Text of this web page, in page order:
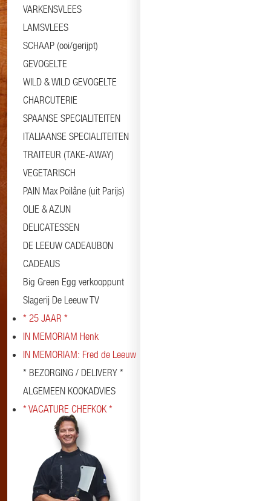
VARKENSVLEES
LAMSVLEES
SCHAAP (ooi/gerijpt)
GEVOGELTE
WILD & WILD GEVOGELTE
CHARCUTERIE
SPAANSE SPECIALITEITEN
ITALIAANSE SPECIALITEITEN
TRAITEUR (TAKE-AWAY)
VEGETARISCH
PAIN Max Poilâne (uit Parijs)
OLIE & AZIJN
DELICATESSEN
DE LEEUW CADEAUBON
CADEAUS
Big Green Egg verkooppunt
Slagerij De Leeuw TV
* 25 JAAR *
IN MEMORIAM Henk
IN MEMORIAM: Fred de Leeuw
* BEZORGING / DELIVERY *
ALGEMEEN KOOKADVIES
* VACATURE CHEFKOK *